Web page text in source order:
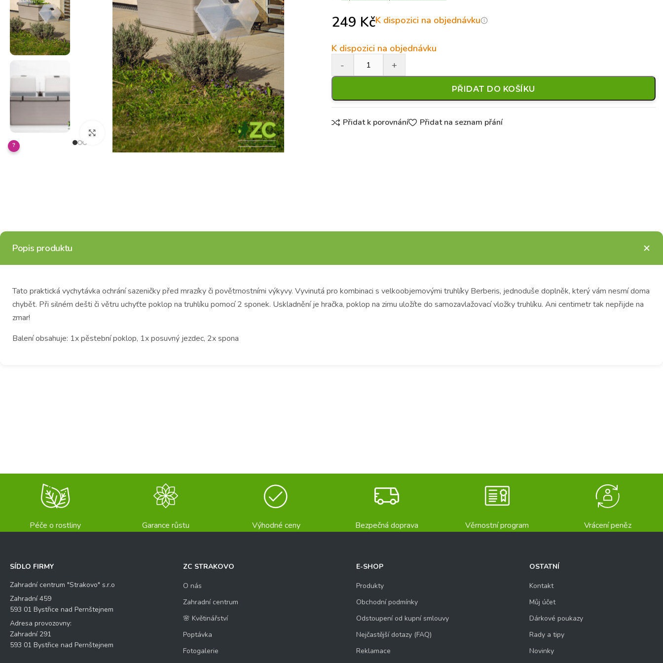
Klikněte pro zvětšení
?
249 KčK dispozici na objednávku
K dispozici na objednávku
PŘIDAT DO KOŠÍKU
Přidat k porovnání Přidat na seznam přání
Popis produktu
Tato praktická vychytávka ochrání sazeničky před mrazíky či povětrnostními výkyvy. Vyvinutá pro kombinaci s velkoobjemovými truhlíky Berberis, jednoduše doplněk, který vám nesmí doma
chybět. Při silném dešti či větru uchyťte poklop na truhlíku pomocí 2 sponek. Uskladnění je hračka, poklop na zimu uložíte do samozavlažovací vložky truhlíku. Ani centimetr tak nepřijde na
zmar!
Balení obsahuje: 1x pěstební poklop, 1x posuvný jezdec, 2x spona
Péče o rostliny Garance růstu Výhodné ceny Bezpečná doprava Věrnostní program Vrácení peněz
SÍDLO FIRMY
Zahradní centrum "Strakovo" s.r.o
Zahradní 459
593 01 Bystřice nad Pernštejnem
Adresa provozovny:
Zahradní 291
593 01 Bystřice nad Pernštejnem
ZC STRAKOVO
O nás
Zahradní centrum
🌸 Květinářství
Poptávka
Fotogalerie
E-SHOP
Produkty
Obchodní podmínky
Odstoupení od kupní smlouvy
Nejčastější dotazy (FAQ)
Reklamace
OSTATNÍ
Kontakt
Můj účet
Dárkové poukazy
Rady a tipy
Novinky